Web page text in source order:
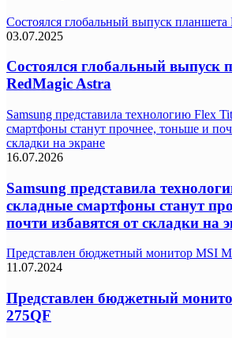
Состоялся глобальный выпуск планшета
03.07.2025
Состоялся глобальный выпуск
RedMagic Astra
Samsung представила технологию Flex
смартфоны станут прочнее, тоньше и
складки на экране
16.07.2026
Samsung представила
складные смартфоны станут
почти избавятся от складки на
Представлен бюджетный монитор MSI
11.07.2024
Представлен бюджетный
275QF